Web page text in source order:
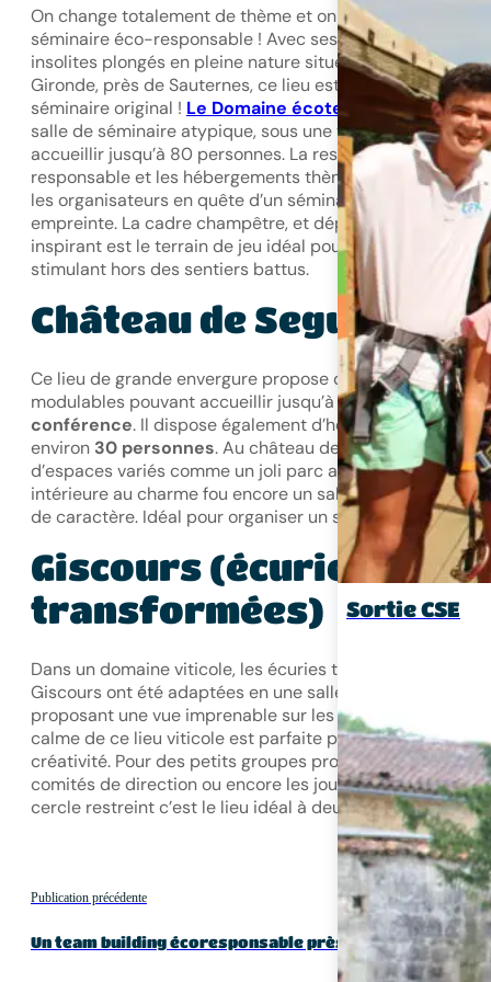
Sortie CSE
On change totalement de thème et on se dirige vers un
séminaire éco-responsable ! Avec ses hébergements
insolites plongés en pleine nature situés au sud de la
Gironde, près de Sauternes, ce lieu est idéal pour un
séminaire original ! Le Domaine écotelia
dispose d’une
salle de séminaire atypique, sous une yourte pouvant
accueillir jusqu’à 80 personnes. La restauration éco-
responsable et les hébergements thème nature raviront
les organisateurs en quête d’un séminaire à faible
empreinte. La cadre champêtre, et dépaysant de ce lieu
inspirant est le terrain de jeu idéal pour un team building
stimulant hors des sentiers battus.
Château de Seguin
Ce lieu de grande envergure propose de grands espaces
modulables pouvant accueillir jusqu’à300 personnes
conférence. Il dispose également d’hébergements pour
environ 30 personnes. Au château de Seguin, profitez
d’espaces variés comme un joli parc arboré, une cour
intérieure au charme fou encore un salon historique plein
de caractère. Idéal pour organiser un séminaire avec
Giscours (écuries
transformées)
Dans un domaine viticole, les écuries transformées de
Giscours ont été adaptées en une salle de réunion
proposant une vue imprenable sur les vignes. L’ambiance
calme de ce lieu viticole est parfaite pour mêler sérieux
créativité. Pour des petits groupes professionnels, les
comités de direction ou encore les journées d’étude en
cercle restreint c’est le lieu idéal à deux pas de
Publication précédente
Un team building écoresponsable près de La Rochelle